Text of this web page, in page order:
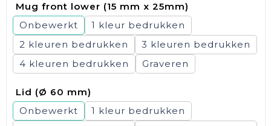
Mug front lower (15 mm x 25mm)
Onbewerkt
1
2
3
4
Graveren
Lid (Ø 60 mm)
Onbewerkt
1